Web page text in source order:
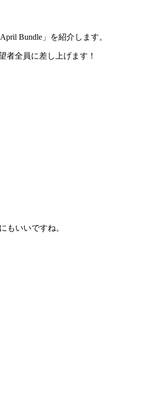
Bundle」を紹介します。
者全員に差し上げます！
もいいですね。